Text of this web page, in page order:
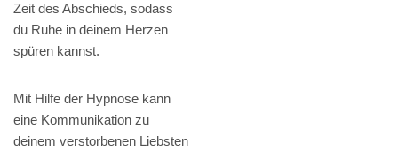
Zeit des Abschieds, sodass
du Ruhe in deinem Herzen
spüren kannst.
Mit Hilfe der Hypnose kann
eine Kommunikation zu
deinem verstorbenen Liebsten